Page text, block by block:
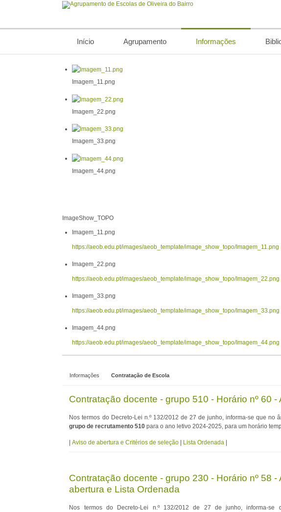
Início Agrupamento Informações
Imagem_11.png
Imagem_22.png
Imagem_33.png
Imagem_44.png
ImageShow_TOPO
Imagem_11.png
https://aeob.edu.pt/images/aeob_template/image_show_topo/Imagem_11.png
Imagem_22.png
https://aeob.edu.pt/images/aeob_template/image_show_topo/Imagem_22.png
Imagem_33.png
https://aeob.edu.pt/images/aeob_template/image_show_topo/Imagem_33.png
Imagem_44.png
https://aeob.edu.pt/images/aeob_template/image_show_topo/Imagem_44.png
Informações Contratação de Escola
Contratação docente - grupo 510 - Horário nº 60
Nos termos do Decreto-Lei n.º 132/2012 de 27 de junho, informa-se que
grupo de recrutamento 510 para o ano letivo 2024-2025, para um horário
Aviso de abertura e Critérios de seleção Lista Ordenada
Contratação docente - grupo 230 - Horário nº 58 -
abertura e Lista Ordenada
Nos termos do Decreto-Lei n.º 132/2012 de 27 de junho, informa-se